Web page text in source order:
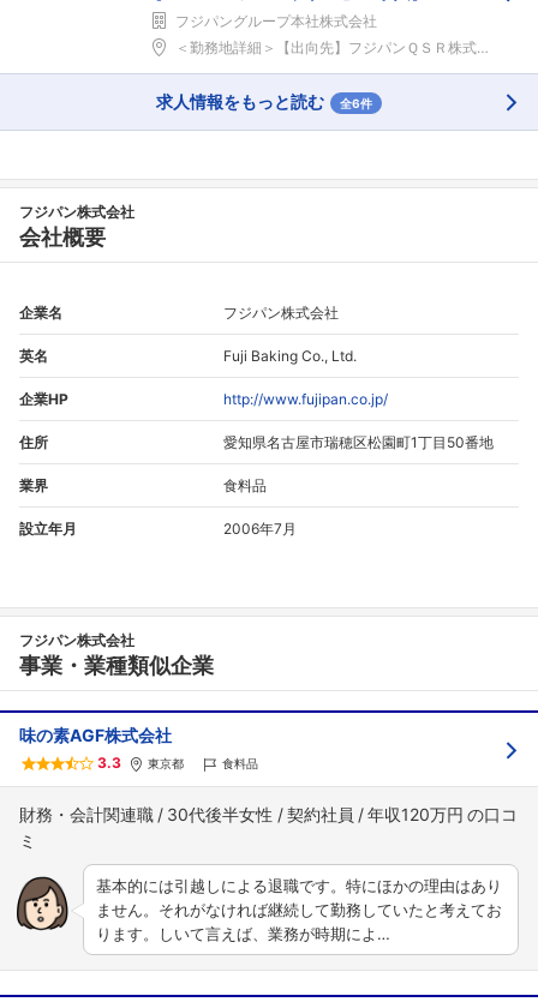
フジパングループ本社株式会社
＜勤務地詳細＞【出向先】フジパンＱＳＲ株式会社住所...
求人情報をもっと読む 全6件
フジパン株式会社
会社概要
企業名 フジパン株式会社
英名 Fuji Baking Co., Ltd.
企業HP http://www.fujipan.co.jp/
住所 愛知県名古屋市瑞穂区松園町1丁目50番地
業界 食料品
設立年月 2006年7月
フジパン株式会社
事業・業種類似企業
味の素AGF株式会社
3.3 東京都 食料品
財務・会計関連職 30代後半女性 契約社員 年収120万円
基本的には引越しによる退職です。特にほかの理由はあり
ません。それがなければ継続して勤務していたと考えてお
ります。しいて言えば、業務が時期によ…